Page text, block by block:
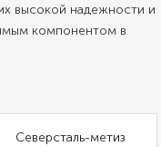
высокой надежности и
компонентом в
Северсталь-метиз